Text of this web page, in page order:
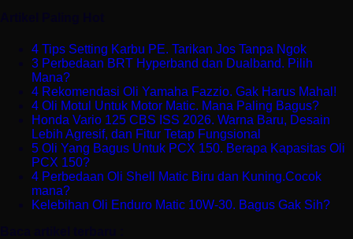
4 Tips Setting Karbu PE. Tarikan Jos Tanpa Ngok
3 Perbedaan BRT Hyperband dan Dualband. Pilih
Mana?
4 Rekomendasi Oli Yamaha Fazzio. Gak Harus Mahal!
4 Oli Motul Untuk Motor Matic. Mana Paling Bagus?
Honda Vario 125 CBS ISS 2026. Warna Baru, Desain
Lebih Agresif, dan Fitur Tetap Fungsional
5 Oli Yang Bagus Untuk PCX 150. Berapa Kapasitas Oli
PCX 150?
4 Perbedaan Oli Shell Matic Biru dan Kuning.Cocok
mana?
Kelebihan Oli Enduro Matic 10W-30. Bagus Gak Sih?